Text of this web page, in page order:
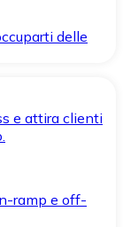
delle
e attira clienti
ramp e off-